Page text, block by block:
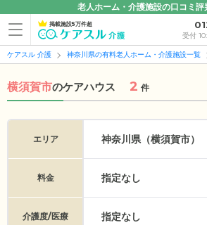
老人ホーム・介護施設の口コミ評
掲載施設5万件超
受付
ケアスル 介護 神奈川県の有料老人ホーム・介護施設一覧
横須賀市のケアハウス 2 件
エリア 神奈川県（横須賀市）
料金 指定なし
介護度/医療 指定なし